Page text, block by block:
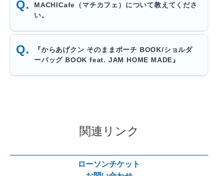
MACHICafe（マチカフェ）について教えてくださ
い。
『からあげクン そのままポーチ BOOK/ショルダ
ーバッグ BOOK feat. JAM HOME MADE』
関連リンク
ローソンチケット